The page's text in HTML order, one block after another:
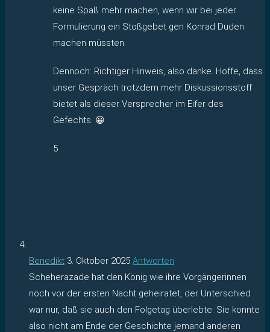
keine Spaß mehr machen, wenn wir bei jeder
Formulierung ein Stoßgebet gen Konrad Duden
machen müssten.
Dennoch: Richtiger Hinweis, also danke. Hoffe, dass
unser Gespräch trotzdem mehr Diskussionsstoff
bietet als dieser Versprecher im Eifer des
Gefechts. 😀
5
Benedikt 3. Oktober 2025 Antworten
Scheherazade hat den König wie ihre Vorgängerinnen
noch vor der ersten Nacht geheiratet, der Unterschied
war nur, daß sie auch den Folgetag überlebte. Sie konnte
also nicht am Ende der Geschichte jemand anderen